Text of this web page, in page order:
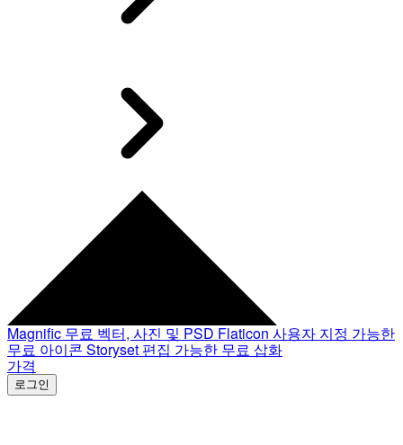
Magnific 무료 벡터, 사진 및 PSD Flaticon 사용자 지정 가능한
무료 아이콘 Storyset 편집 가능한 무료 삽화
가격
로그인